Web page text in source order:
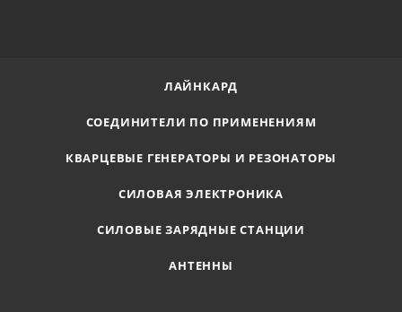
ЛАЙНКАРД
СОЕДИНИТЕЛИ ПО ПРИМЕНЕНИЯМ
КВАРЦЕВЫЕ ГЕНЕРАТОРЫ И РЕЗОНАТОРЫ
СИЛОВАЯ ЭЛЕКТРОНИКА
СИЛОВЫЕ ЗАРЯДНЫЕ СТАНЦИИ
АНТЕННЫ